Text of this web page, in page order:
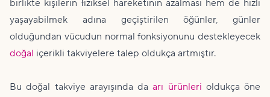
birlikte kişilerin fiziksel hareketinin azalması hem de hızlı
yaşayabilmek adına geçiştirilen öğünler, günler
olduğundan vücudun normal fonksiyonunu destekleyecek
doğal içerikli takviyelere talep oldukça artmıştır.
Bu doğal takviye arayışında daarı ürünleri oldukça öne